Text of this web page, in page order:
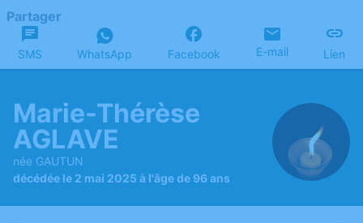
Partager
SMS WhatsApp Facebook E-mail Lien
Marie-Thérèse
AGLAVE
née GAUTUN
décédée le 2 mai 2025 à l'âge de 96 ans